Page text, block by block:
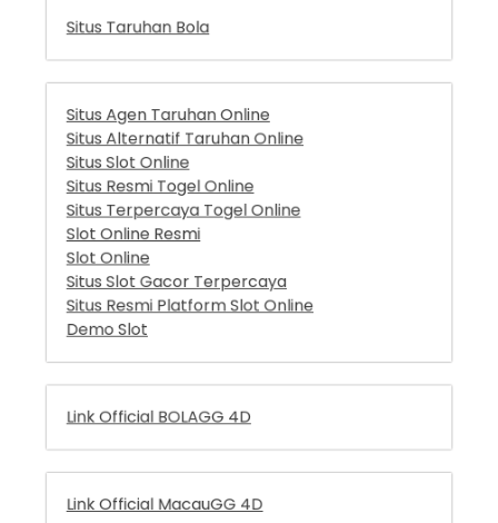
Situs Alternatif Taruhan Online
Situs Slot Online
Situs Resmi Togel Online
Slot Online Resmi
Slot Online
Situs Slot Gacor Terpercaya
Situs Resmi Platform Slot Online
Demo Slot
Link Official BOLAGG 4D
Link Official MacauGG 4D